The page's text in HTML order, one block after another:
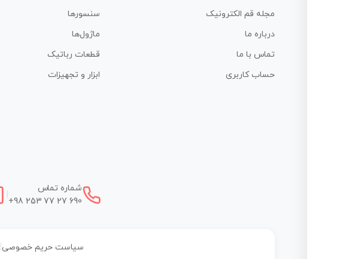
مجله قم الکترونیک
درباره ما
تماس با ما
حساب کاربری
سنسورها
ماژول‌ها
قطعات رباتیک
ابزار و تجهیزات
شماره تماس
+98 253 77 27 690
سیاست حریم خصوصی|